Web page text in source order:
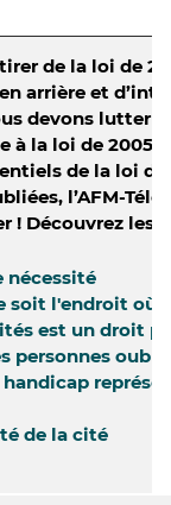
de la loi de
arrière et
devons lutter
à la loi de 2005
de la loi de
l’AFM-
! Découvrez les
nécessité
soit l'endroit où
est un droit
personnes
de la cité